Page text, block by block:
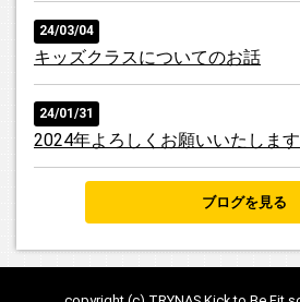
ます！この機会にぜひTRYNASに来て
金について」のページをご覧ください。
2024.05.21
ブログを更新しました。もうすぐ１周
ざいます！
会費改訂のお知らせ 平素より
ありがとうございます。 この度、電
24/03/04
キッズクラスについてのお話
24/01/31
2024年よろしくお願いいたします
ブログを見る